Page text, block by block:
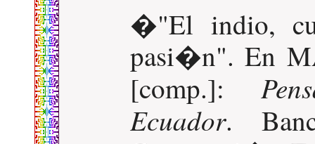
�"El indio,
pasi�n". En
[comp.]:
Ecuador.